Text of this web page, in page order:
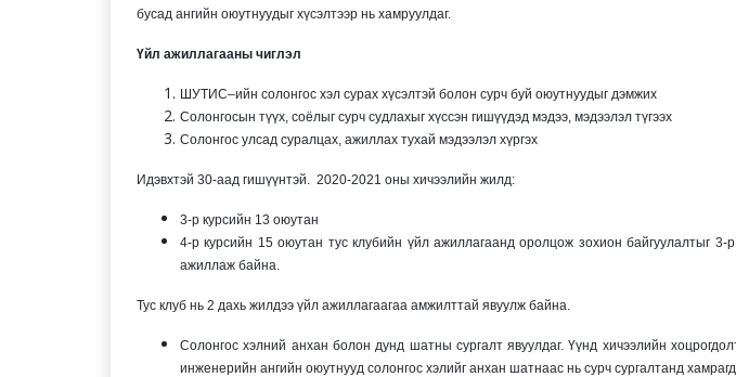
бусад ангийн оюутнуудыг хүсэлтээр нь хамруулдаг.
Үйл ажиллагааны чиглэл
ШУТИС–ийн солонгос хэл сурах хүсэлтэй болон сурч буй оюутнуудыг дэмжих
Солонгосын түүх, соёлыг сурч судлахыг хүссэн гишүүдэд мэдээ, мэдээлэл түгээх
Солонгос улсад суралцах, ажиллах тухай мэдээлэл хүргэх
Идэвхтэй 30-аад гишүүнтэй. 2020-2021 оны хичээлийн жилд:
3-р курсийн 13 оюутан
4-р курсийн 15 оюутан тус клубийн үйл ажиллагаанд оролцож зохион байгуулалтыг 3-
ажиллаж байна.
Тус клуб нь 2 дахь жилдээ үйл ажиллагаагаа амжилттай явуулж байна.
Солонгос хэлний анхан болон дунд шатны сургалт явуулдаг. Үүнд хичээлийн
инженерийн ангийн оюутнууд солонгос хэлийг анхан шатнаас нь сурч сургалтанд